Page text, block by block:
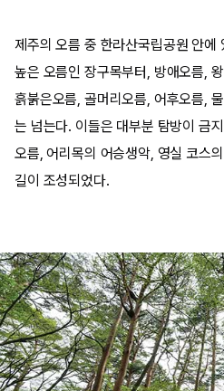
제주의 오름 중 한라산국립공원 안에
높은 오름인 장구목부터, 방애오름,
흙붉은오름, 골머리오름, 어후오름,
는 넘는다. 이들은 대부분 탐방이 금
오름, 어리목의 어승생악, 영실 코스
길이 조성되었다.